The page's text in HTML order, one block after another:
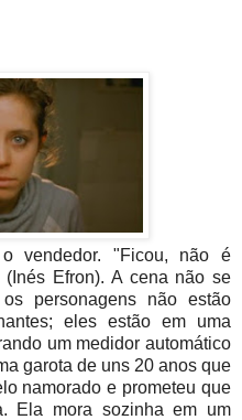
vendedor. "Ficou, não é
Efron). A cena não se
personagens não estão
eles estão em uma
um medidor automático
garota de uns 20 anos que
namorado e prometeu que
Ela mora sozinha em um